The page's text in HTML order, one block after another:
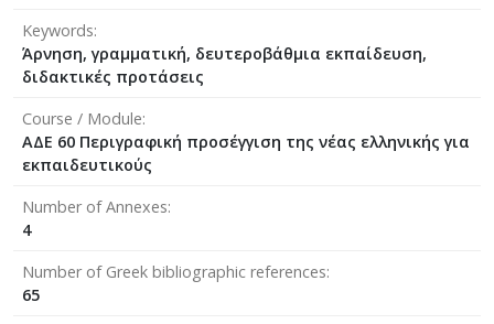
Keywords
Άρνηση, γραμματική, δευτεροβάθμια εκπαίδευση,
διδακτικές προτάσεις
Course / Module
ΑΔΕ 60 Περιγραφική προσέγγιση της νέας ελληνικής για
εκπαιδευτικούς
Number of Annexes
4
Number of Greek bibliographic references
65